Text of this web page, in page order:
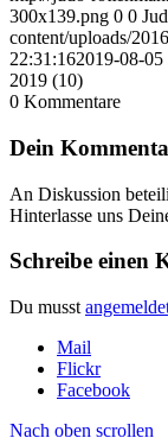
300x139.png 0 0
content/uploads/
22:31:162019-08-
2019 (10)
0 Kommentare
Dein
An Diskussion
Hinterlasse uns
Schreibe einen
Du musst
Mail
Flickr
Facebook
Nach oben scrollen